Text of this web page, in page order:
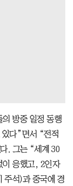
방중 일정 동행
다”면서 “전적
. 그는 “세계 30
이 응했고, 2인자
주석)과 중국에 경